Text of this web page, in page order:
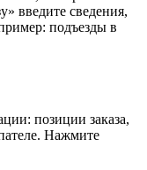
введите сведения,
подъезды в
позиции заказа,
Нажмите